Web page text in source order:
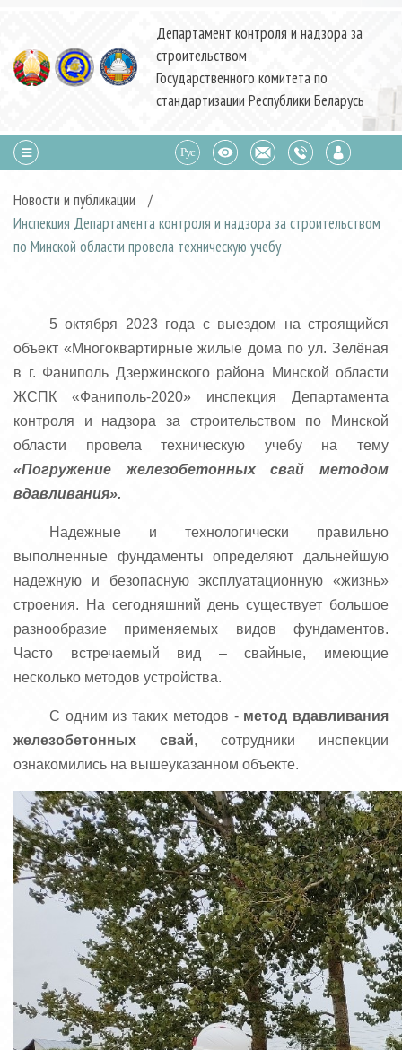
Департамент контроля и надзора за
строительством
Государственного комитета по
стандартизации Республики Беларусь
Новости и публикации
/
Инспекция Департамента контроля и надзора за строительством
по Минской области провела техническую учебу
5 октября 2023 года с выездом на строящийся
объект «Многоквартирные жилые дома по ул. Зелёная
в г. Фаниполь Дзержинского района Минской области
ЖСПК «Фаниполь-2020» инспекция Департамента
контроля и надзора за строительством по Минской
области провела техническую учебу на тему
«Погружение железобетонных свай методом
вдавливания».
Надежные и технологически правильно
выполненные фундаменты определяют дальнейшую
надежную и безопасную эксплуатационную «жизнь»
строения. На сегодняшний день существует большое
разнообразие применяемых видов фундаментов.
Часто встречаемый вид – свайные, имеющие
несколько методов устройства.
С одним из таких методов - метод вдавливания
железобетонных свай, сотрудники инспекции
ознакомились на вышеуказанном объекте.